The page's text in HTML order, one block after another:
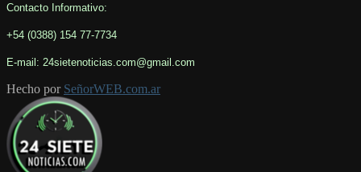
Contacto Informativo:
+54 (0388) 154 77-7734
E-mail: 24sietenoticias.com@gmail.com
Hecho por SeñorWEB.com.ar